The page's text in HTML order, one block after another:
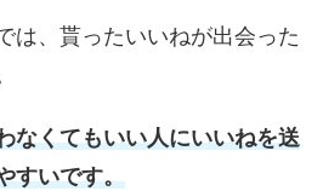
は、貰ったいいねが出会った
なくてもいい人にいいねを送
すいです。